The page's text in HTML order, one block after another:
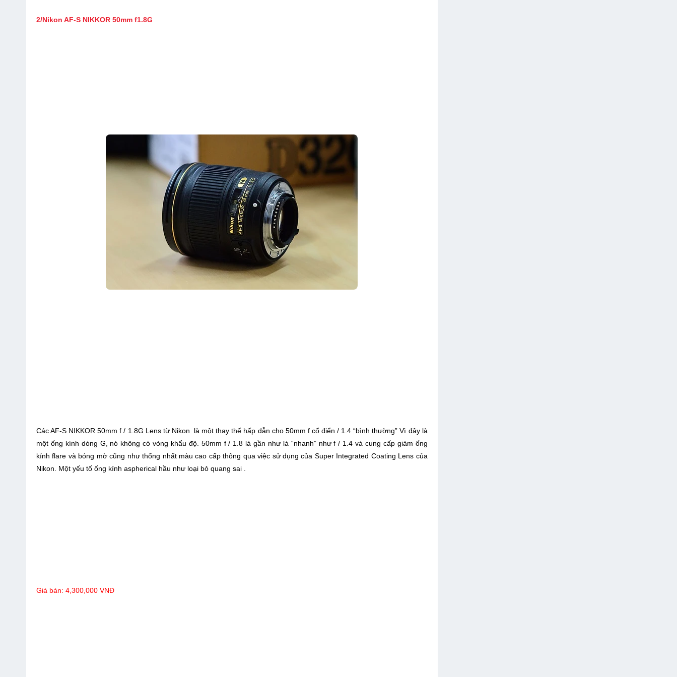
2/Nikon AF-S NIKKOR 50mm f1.8G
Các AF-S NIKKOR 50mm f / 1.8G Lens từ Nikon là một thay thế hấp dẫn cho 50mm f cổ điển / 1.4 “bình thường” Vì đây là
một ống kính dòng G, nó không có vòng khẩu độ. 50mm f / 1.8 là gần như là “nhanh” như f / 1.4 và cung cấp giảm ống
kính flare và bóng mờ cũng như thống nhất màu cao cấp thông qua việc sử dụng của Super Integrated Coating Lens của
Nikon. Một yếu tố ống kính aspherical hầu như loại bỏ quang sai .
Giá bán: 4,300,000 VNĐ